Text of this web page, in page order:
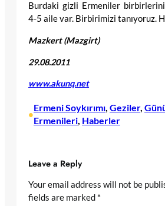
Burdaki gizli Ermeniler
4-5 aile var. Birbirimizi tanıyoruz.
Mazkert (Mazgirt)
29.08.2011
www.akunq.net
•
Ermeni Soykırımı Geziler,
Ermenileri Haberler
Leave a Reply
Your email address will not be
fields are marked *